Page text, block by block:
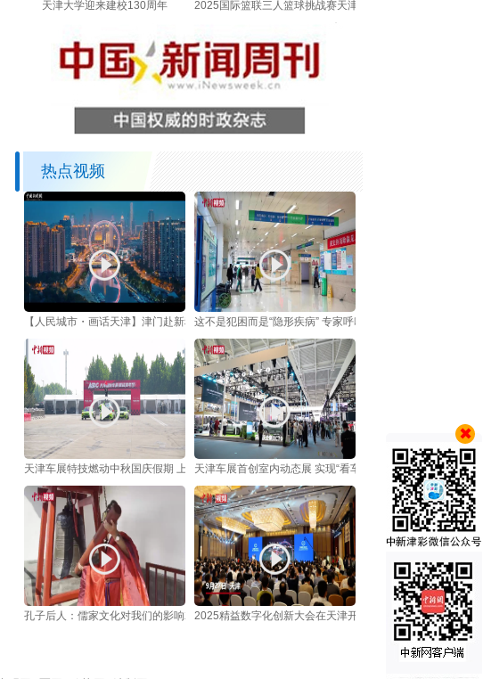
天津大学迎来建校130周年 2025国际篮联三人篮球挑战赛天津站开赛
热点视频
【人民城市・画话天津】津门赴新程 津韵展华章这不是犯困而是“隐形疾病” 专家呼吁关注发作性睡病
天津车展特技燃动中秋国庆假期 上演现实版“速度与激情”天津车展首创室内动态展 实现“看车试驾一体化”
孔子后人：儒家文化对我们的影响就是让我们做好人2025精益数字化创新大会在天津开幕